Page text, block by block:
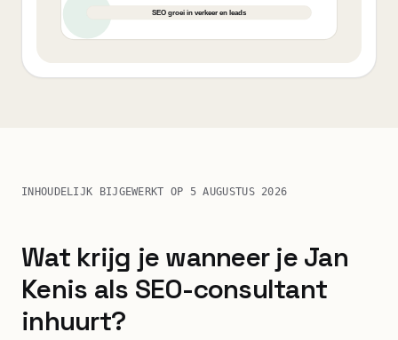
INHOUDELIJK BIJGEWERKT OP 5 AUGUSTUS 2026
Wat krijg je wanneer je Jan
Kenis als SEO-consultant
inhuurt?